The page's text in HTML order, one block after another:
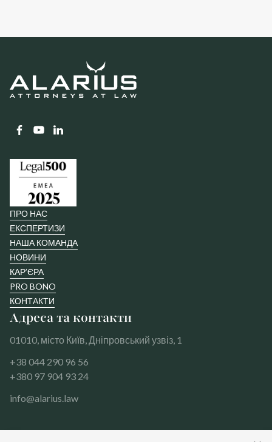
ПРО НАС
ЕКСПЕРТИЗИ
НАША КОМАНДА
НОВИНИ
КАР’ЄРА
PRO BONO
КОНТАКТИ
Адреса та контакти
01010, місто Київ, Дніпровський узвіз, 1
+38 044 290 96 56
+380 97 904 93 24
info@alarius.law